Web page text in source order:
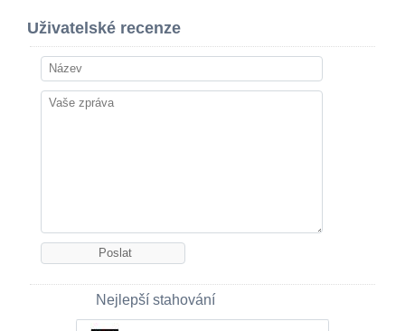
Uživatelské recenze
Nejlepší stahování